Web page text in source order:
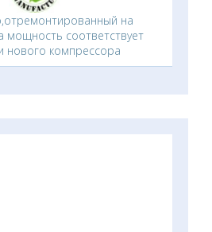
на
мощность соответствует
нового компрессора